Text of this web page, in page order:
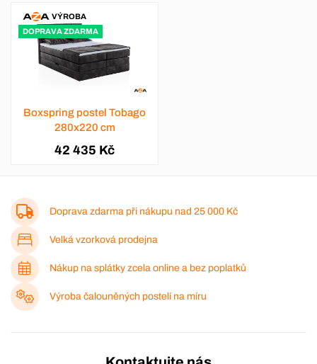
VÝROBA
DOPRAVA ZDARMA
Boxspring postel Tobago
280x220 cm
42 435 Kč
Doprava zdarma při nákupu nad 25 000 Kč
Velká vzorková prodejna
Nákup na splátky zcela online a bez poplatků
Výroba čalouněných postelí na míru